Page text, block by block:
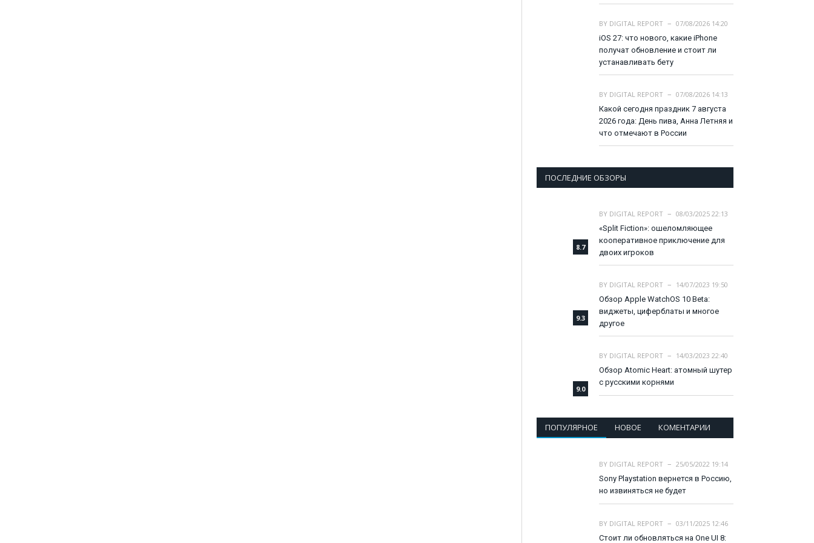
BY DIGITAL REPORT
07/08/2026 14:20
iOS 27: что нового, какие iPhone
получат обновление и стоит ли
устанавливать бету
BY DIGITAL REPORT
07/08/2026 14:13
Какой сегодня праздник 7 августа
2026 года: День пива, Анна Летняя и
что отмечают в России
ПОСЛЕДНИЕ ОБЗОРЫ
8.7
BY DIGITAL REPORT
08/03/2025 22:13
«Split Fiction»: ошеломляющее
кооперативное приключение для
двоих игроков
9.3
BY DIGITAL REPORT
14/07/2023 19:50
Обзор Apple WatchOS 10 Beta:
виджеты, циферблаты и многое
другое
9.0
BY DIGITAL REPORT
14/03/2023 22:40
Обзор Atomic Heart: атомный шутер
с русскими корнями
ПОПУЛЯРНОЕ НОВОЕ КОМЕНТАРИИ
BY DIGITAL REPORT
25/05/2022 19:14
Sony Playstation вернется в Россию,
но извиняться не будет
BY DIGITAL REPORT
03/11/2025 12:46
Стоит ли обновляться на One UI 8: